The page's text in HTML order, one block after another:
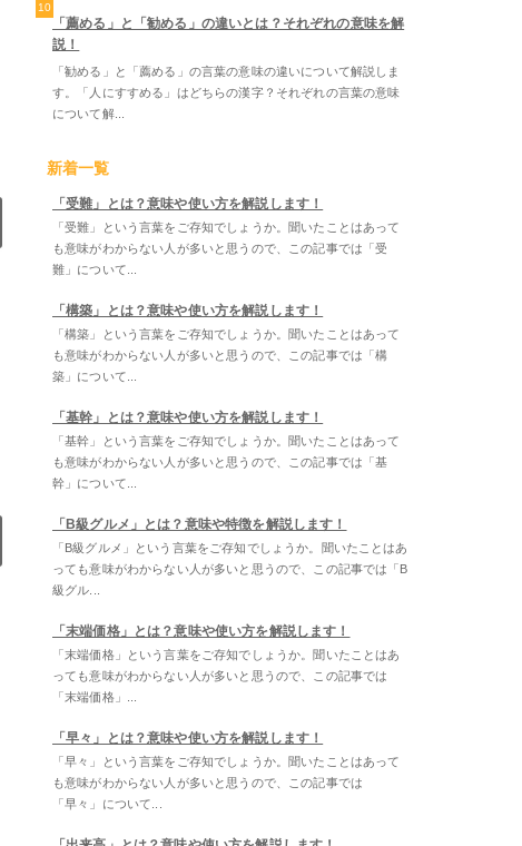
10
「薦める」と「勧める」の違いとは？それぞれの意味を解
説！
「勧める」と「薦める」の言葉の意味の違いについて解説しま
す。「人にすすめる」はどちらの漢字？それぞれの言葉の意味
について解...
新着一覧
「受難」とは？意味や使い方を解説します！
「受難」という言葉をご存知でしょうか。聞いたことはあって
も意味がわからない人が多いと思うので、この記事では「受
難」について...
「構築」とは？意味や使い方を解説します！
「構築」という言葉をご存知でしょうか。聞いたことはあって
も意味がわからない人が多いと思うので、この記事では「構
築」について...
「基幹」とは？意味や使い方を解説します！
「基幹」という言葉をご存知でしょうか。聞いたことはあって
も意味がわからない人が多いと思うので、この記事では「基
幹」について...
「B級グルメ」とは？意味や特徴を解説します！
「B級グルメ」という言葉をご存知でしょうか。聞いたことはあ
っても意味がわからない人が多いと思うので、この記事では「B
級グル...
「末端価格」とは？意味や使い方を解説します！
「末端価格」という言葉をご存知でしょうか。聞いたことはあ
っても意味がわからない人が多いと思うので、この記事では
「末端価格」...
「早々」とは？意味や使い方を解説します！
「早々」という言葉をご存知でしょうか。聞いたことはあって
も意味がわからない人が多いと思うので、この記事では
「早々」について...